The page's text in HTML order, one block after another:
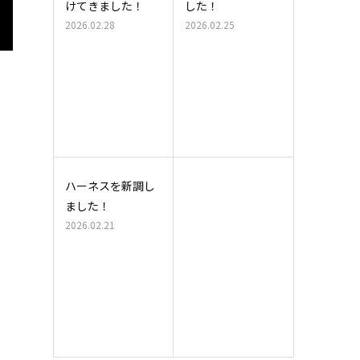
けてきました！
2026.02.28
した！
2026.02.25
ハーネスを新調し
ました！
2026.02.21